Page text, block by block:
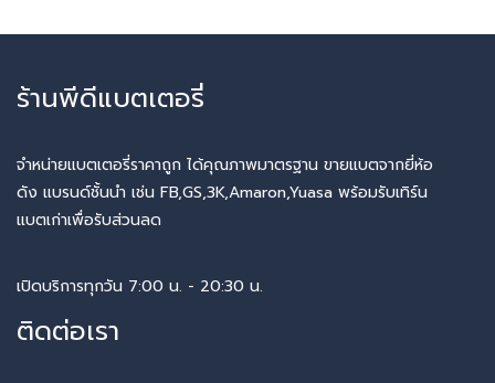
ร้านพีดีแบตเตอรี่
จำหน่ายแบตเตอรี่ราคาถูก ได้คุณภาพมาตรฐาน ขายแบตจากยี่ห้อ
ดัง แบรนด์ชั้นนำ เช่น FB,GS,3K,Amaron,Yuasa พร้อมรับเทิร์น
แบตเก่าเพื่อรับส่วนลด
เปิดบริการทุกวัน 7:00 น. - 20:30 น.
ติดต่อเรา